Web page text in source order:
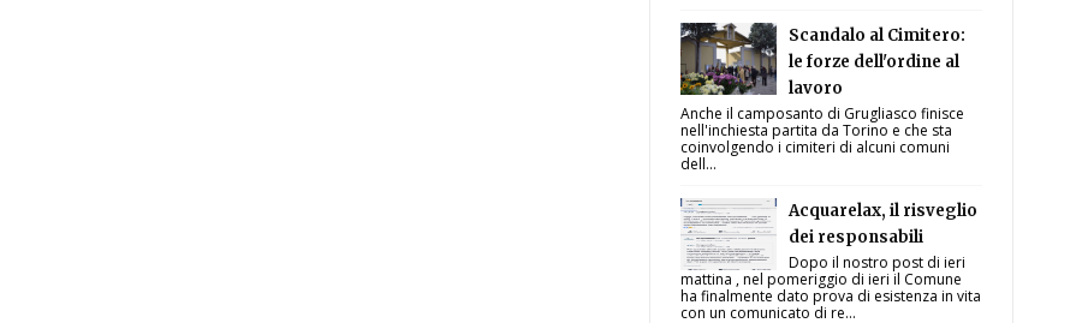
Scandalo al Cimitero:
le forze dell'ordine al
lavoro
Anche il camposanto di Grugliasco finisce
nell'inchiesta partita da Torino e che sta
coinvolgendo i cimiteri di alcuni comuni
dell...
Acquarelax, il risveglio
dei responsabili
Dopo il nostro post di ieri
mattina , nel pomeriggio di ieri il Comune
ha finalmente dato prova di esistenza in vita
con un comunicato di re...